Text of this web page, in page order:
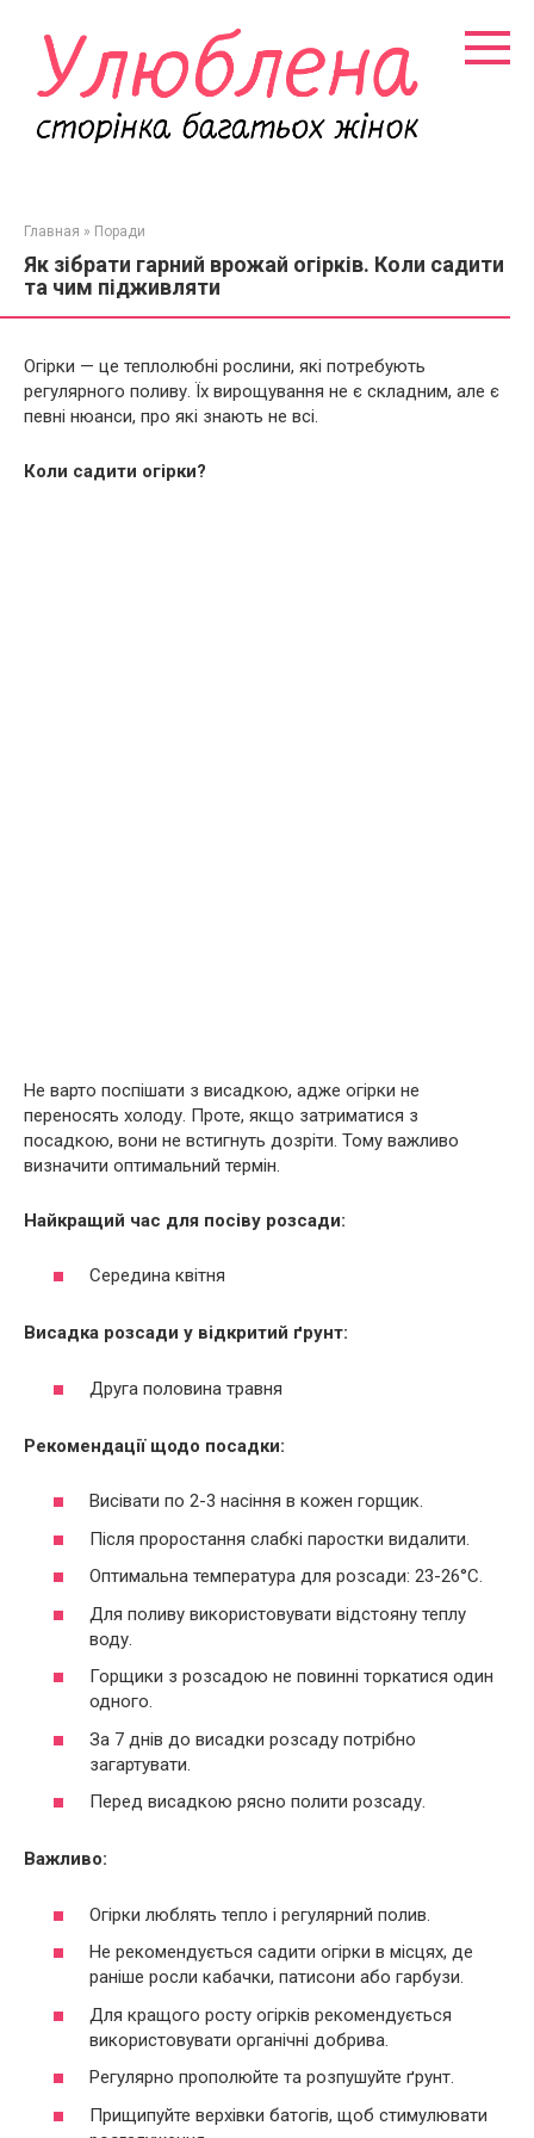
контенту
Главная » Поради
Як зібрати гарний врожай огірків. Коли садити
та чим підживляти
Огірки — це теплолюбні рослини, які потребують
регулярного поливу. Їх вирощування не є складним, але є
певні нюанси, про які знають не всі.
Коли садити огірки?
Не варто поспішати з висадкою, адже огірки не
переносять холоду. Проте, якщо затриматися з
посадкою, вони не встигнуть дозріти. Тому важливо
визначити оптимальний термін.
Найкращий час для посіву розсади:
Середина квітня
Висадка розсади у відкритий ґрунт:
Друга половина травня
Рекомендації щодо посадки:
Висівати по 2-3 насіння в кожен горщик.
Після проростання слабкі паростки видалити.
Оптимальна температура для розсади: 23-26°C.
Для поливу використовувати відстояну теплу
воду.
Горщики з розсадою не повинні торкатися один
одного.
За 7 днів до висадки розсаду потрібно
загартувати.
Перед висадкою рясно полити розсаду.
Важливо:
Огірки люблять тепло і регулярний полив.
Не рекомендується садити огірки в місцях, де
раніше росли кабачки, патисони або гарбузи.
Для кращого росту огірків рекомендується
використовувати органічні добрива.
Регулярно прополюйте та розпушуйте ґрунт.
Прищипуйте верхівки батогів, щоб стимулювати